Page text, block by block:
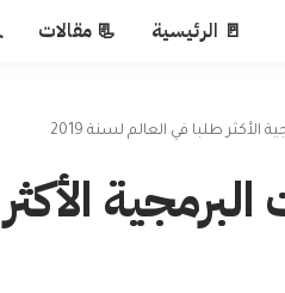
🚪 الرئيسية 📃 مقالات
الأكثر طلبا في العالم لسنة 2019